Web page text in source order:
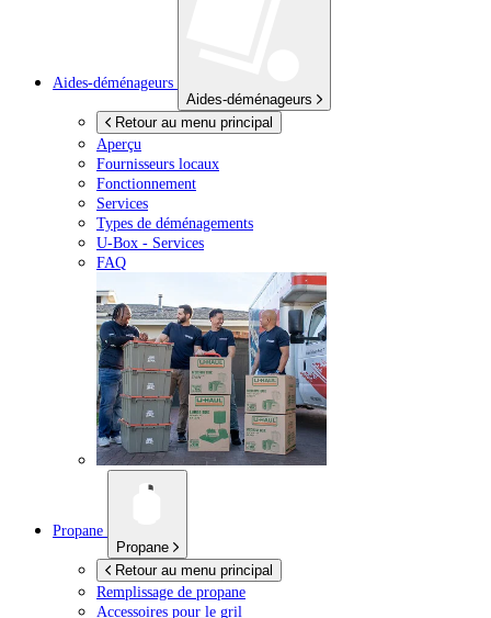
Aides-déménageurs
Aides-déménageurs
Retour au menu principal
Aperçu
Fournisseurs locaux
Fonctionnement
Services
Types de déménagements
U-Box - Services
FAQ
Propane
Propane
Retour au menu principal
Remplissage de propane
Accessoires pour le gril